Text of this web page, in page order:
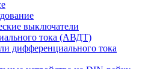
выключатели
тока (АВДТ)
дифференциального тока